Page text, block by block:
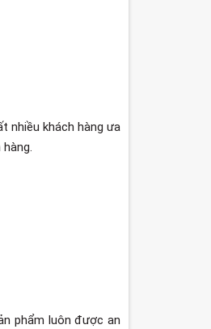
nhiều khách hàng ưa
phẩm luôn được an